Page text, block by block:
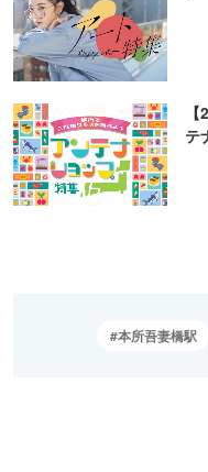
テ
本所吾妻橋駅